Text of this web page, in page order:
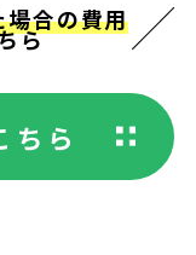
場合の費用
ら
ちら